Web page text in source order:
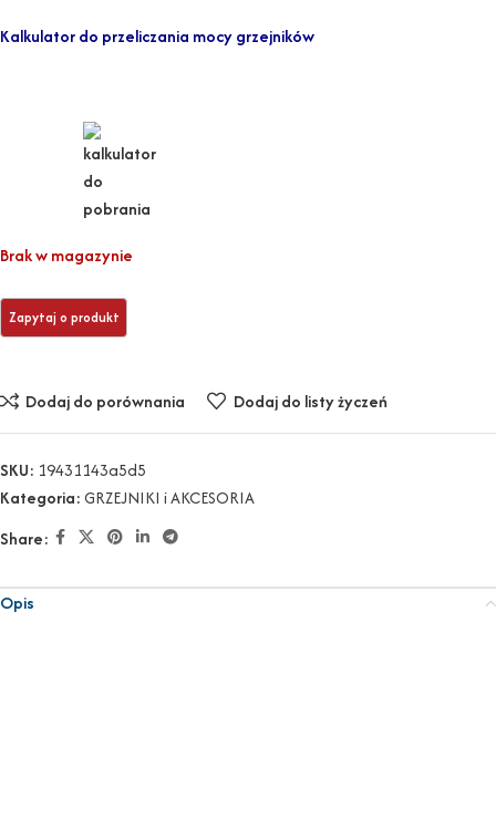
Kalkulator do przeliczania mocy grzejników
Brak w magazynie
Dodaj do porównania Dodaj do listy życzeń
SKU: 19431143a5d5
Kategoria:GRZEJNIKI i AKCESORIA
Share:
Opis